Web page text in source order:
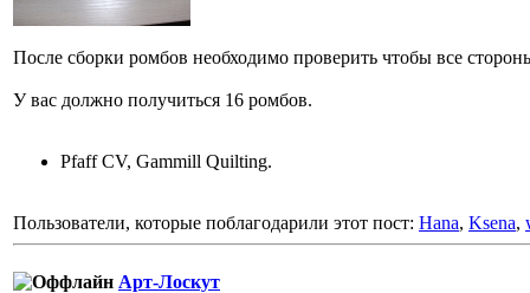
После сборки ромбов необходимо проверить чтобы все
У вас должно получиться 16 ромбов.
Pfaff CV, Gammill Quilting.
Пользователи, которые поблагодарили этот пост: Hana, Ksena,
Арт-Лоскут